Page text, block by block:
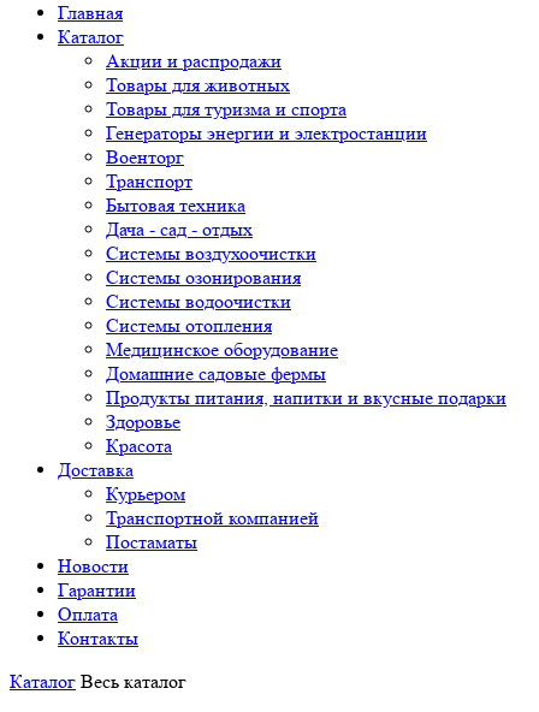
Главная
Каталог
Акции и распродажи
Товары для животных
Товары для туризма и спорта
Генераторы энергии и электростанции
Военторг
Транспорт
Бытовая техника
Дача - сад - отдых
Системы воздухоочистки
Системы озонирования
Системы водоочистки
Системы отопления
Медицинское оборудование
Домашние садовые фермы
Продукты питания, напитки и вкусные подарки
Здоровье
Красота
Доставка
Курьером
Транспортной компанией
Постаматы
Новости
Гарантии
Оплата
Контакты
Каталог Весь каталог